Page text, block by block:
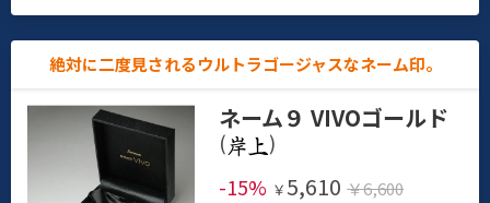
絶対に二度見されるウルトラゴージャスなネーム印。
ネーム９ VIVOゴールド
(
)
-15% ￥ 5,610 ￥6,600